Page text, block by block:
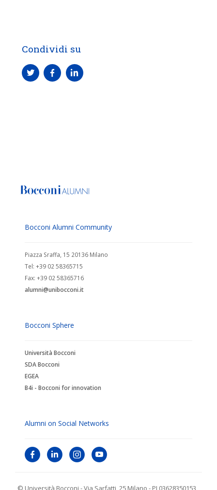
Condividi su
Bocconi Alumni Community
Piazza Sraffa, 15 20136 Milano
Tel: +39 02 58365715
Fax: +39 02 58365716
alumni@unibocconi.it
Bocconi Sphere
Università Bocconi
SDA Bocconi
EGEA
B4i - Bocconi for innovation
Alumni on Social Networks
© Università Bocconi - Via Sarfatti, 25 Milano - PI 03628350153